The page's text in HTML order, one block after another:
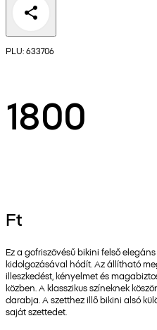
PLU: 633706
1800
Ft
Ez a gofriszövésű bikini felső
kidolgozásával hódít. Az állítható
illeszkedést, kényelmet és
közben. A klasszikus színeknek
darabja. A szetthez illő bikini alsó
saját szettedet.